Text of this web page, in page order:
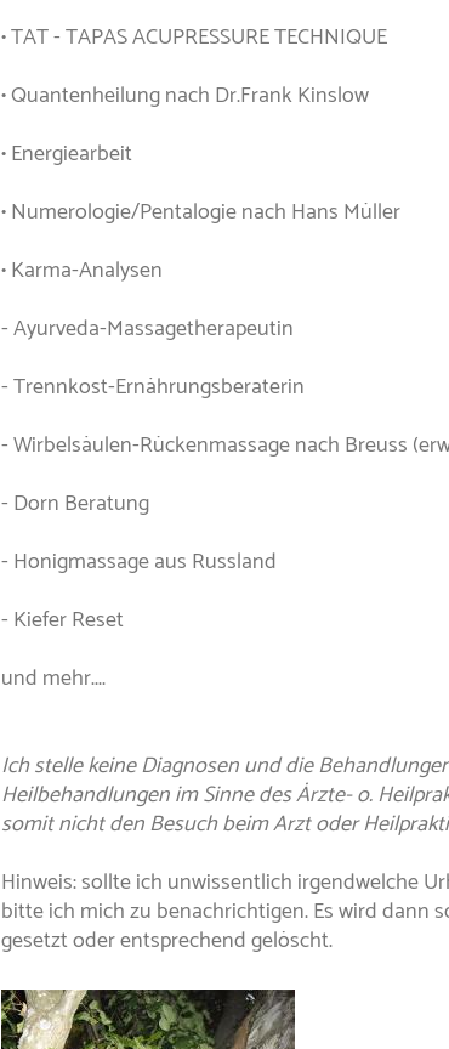
• TAT - TAPAS ACUPRESSURE TECHNIQUE
• Quantenheilung nach Dr.Frank Kinslow
• Energiearbeit
• Numerologie/Pentalogie nach Hans Müller
• Karma-Analysen
- Ayurveda-Massagetherapeutin
- Trennkost-Ernährungsberaterin
- Wirbelsäulen-Rückenmassage nach Breuss
- Dorn Beratung
- Honigmassage aus Russland
- Kiefer Reset
und mehr....
Ich stelle keine Diagnosen und die
Heilbehandlungen im Sinne des Ärzte- o.
somit nicht den Besuch beim Arzt oder
Hinweis: sollte ich unwissentlich irgendwelche
bitte ich mich zu benachrichtigen. Es wird dann
gesetzt oder entsprechend gelöscht.